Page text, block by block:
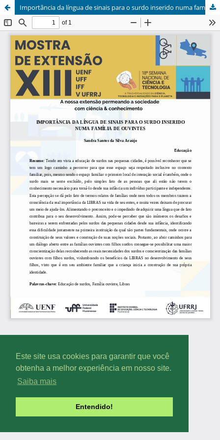
Este site usa cookies para garantir que você
obtenha a melhor experiência em nosso site.
Saiba mais
Entendido!
Importância da língua de sinais para o surdo inserido numa família de ouvintes